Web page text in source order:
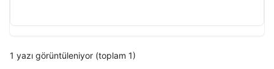
1 yazı görüntüleniyor (toplam 1)